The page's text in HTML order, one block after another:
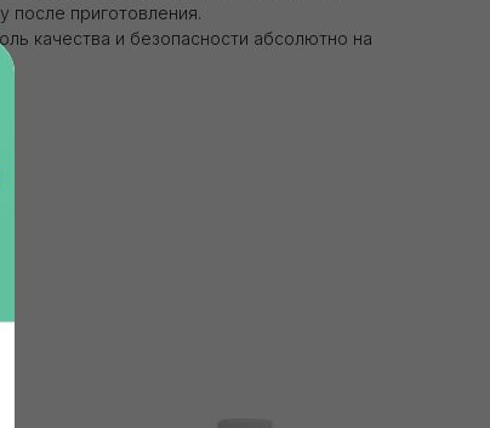
после приготовления.
качества и безопасности абсолютно на